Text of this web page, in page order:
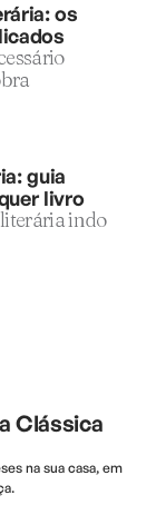
os
guia
livro
indo
Clássica
na sua casa, em